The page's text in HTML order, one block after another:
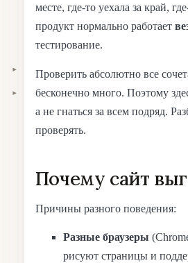
▾
▾
месте, где-то уехала за край,
продукт нормально работает
тестирование.
Проверить абсолютно все
бесконечно много. Поэтому
а не гнаться за всем подряд.
проверять.
Почему сайт
Причины разного поведения:
Разные браузеры
рисуют страницы и